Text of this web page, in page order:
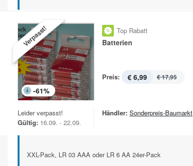
Verpasst!
-61%
Top Rabatt
Batterien
Preis: € 6,99 € 17,95
Leider verpasst!
Gültig: 16.09. - 22.09.
Händler: Sonderpreis-Baumarkt
XXL-Pack, LR 03 AAA oder LR 6 AA 24er-Pack